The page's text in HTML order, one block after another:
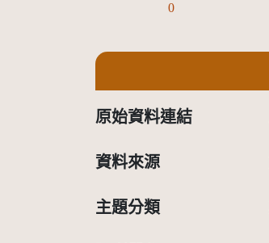
0
原始資料連結
資料來源
主題分類